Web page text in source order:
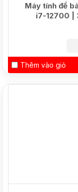
Máy tính để
i7-12700 |
Thêm vào giỏ